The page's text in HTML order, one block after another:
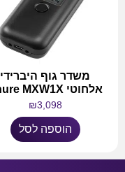
משדר גוף היברידי
אלחוטי Shure MXW1X
₪3,098
הוספה לסל